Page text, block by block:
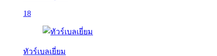
18
ทัวร์เบลเยี่ยม